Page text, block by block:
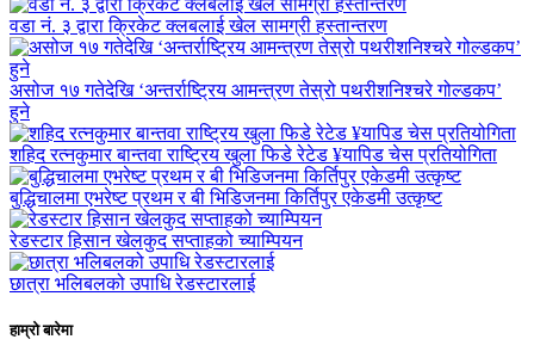
वडा नं. ३ द्वारा क्रिकेट क्लबलाई खेल सामग्री हस्तान्तरण
असोज १७ गतेदेखि ‘अन्तर्राष्ट्रिय आमन्त्रण तेस्रो पथरीशनिश्चरे गोल्डकप’
हुने
शहिद रत्नकुमार बान्तवा राष्ट्रिय खुला फिडे रेटेड ¥यापिड चेस प्रतियोगिता
बुद्धिचालमा एभरेष्ट प्रथम र बी भिडिजनमा किर्तिपुर एकेडमी उत्कृष्ट
रेडस्टार हिसान खेलकुद सप्ताहको च्याम्पियन
छात्रा भलिबलको उपाधि रेडस्टारलाई
हाम्रो बारेमा